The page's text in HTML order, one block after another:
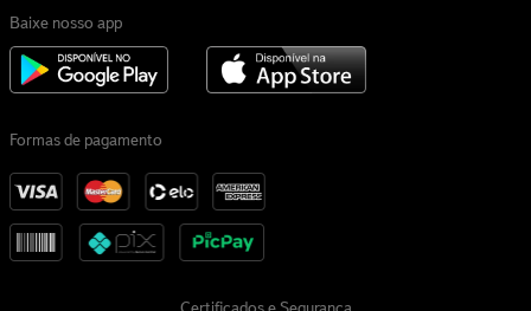
Baixe nosso app
Formas de pagamento